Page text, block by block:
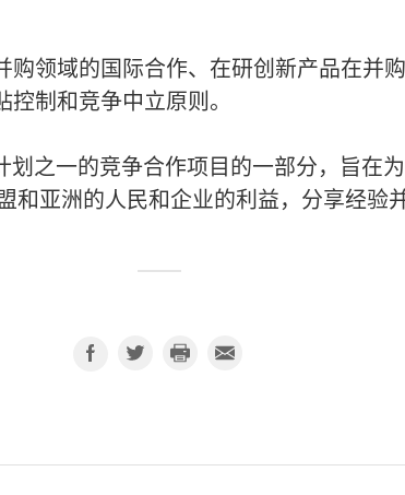
领域的国际合作、在研创新产品在并
制和竞争中立原则。
划之一的竞争合作项目的一部分，旨在
和亚洲的人民和企业的利益，分享经验